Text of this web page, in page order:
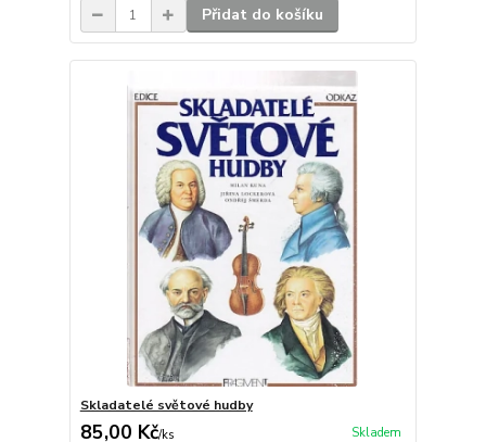
Přidat do košíku
Skladatelé světové hudby
85,00 Kč/ks Skladem